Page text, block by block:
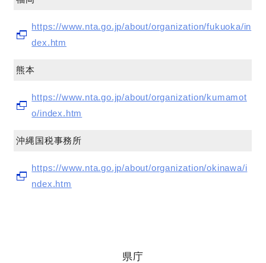
https://www.nta.go.jp/about/organization/fukuoka/in
dex.htm
熊本
https://www.nta.go.jp/about/organization/kumamot
o/index.htm
沖縄国税事務所
https://www.nta.go.jp/about/organization/okinawa/i
ndex.htm
県庁